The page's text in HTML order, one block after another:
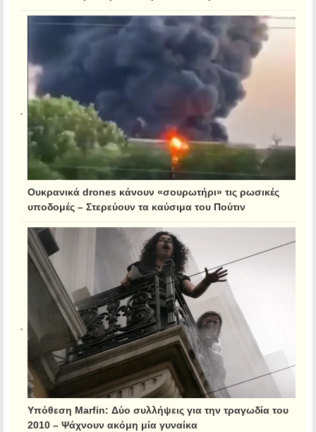
Ουκρανικά drones κάνουν «σουρωτήρι» τις ρωσικές
υποδομές – Στερεύουν τα καύσιμα του Πούτιν
Υπόθεση Marfin: Δύο συλλήψεις για την τραγωδία του
2010 – Ψάχνουν ακόμη μία γυναίκα